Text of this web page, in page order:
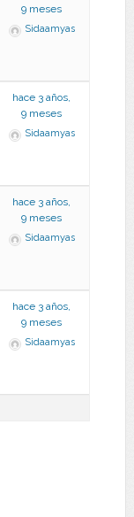
9 meses
Sidaamyas
hace 3 años,
9 meses
Sidaamyas
hace 3 años,
9 meses
Sidaamyas
hace 3 años,
9 meses
Sidaamyas